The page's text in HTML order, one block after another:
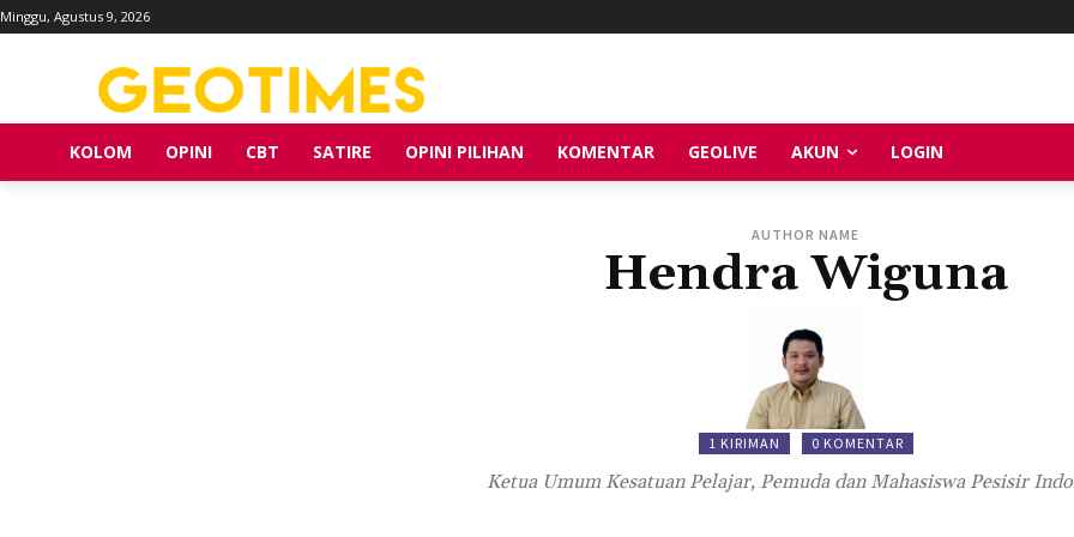
Minggu, Agustus 9, 2026
KOLOM OPINI CBT SATIRE OPINI PILIHAN KOMENTAR GEOLIVE AKUN LOGIN
AUTHOR NAME
Hendra Wiguna
1 KIRIMAN 0 KOMENTAR
Ketua Umum Kesatuan Pelajar, Pemuda dan Mahasiswa Pesisir